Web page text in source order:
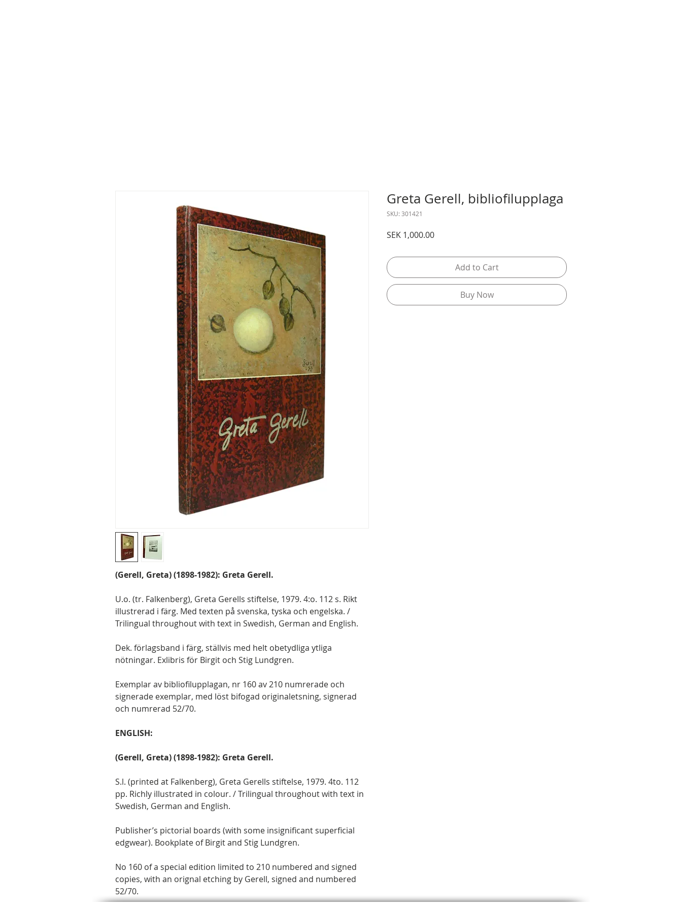
(Gerell, Greta) (1898-1982): Greta Gerell.
U.o. (tr. Falkenberg), Greta Gerells stiftelse, 1979. 4:o. 112 s. Rikt
illustrerad i färg. Med texten på svenska, tyska och engelska. /
Trilingual throughout with text in Swedish, German and English.
Dek. förlagsband i färg, ställvis med helt obetydliga ytliga
nötningar. Exlibris för Birgit och Stig Lundgren.
Exemplar av bibliofilupplagan, nr 160 av 210 numrerade och
signerade exemplar, med löst bifogad originaletsning, signerad
och numrerad 52/70.
ENGLISH:
(Gerell, Greta) (1898-1982): Greta Gerell.
S.l. (printed at Falkenberg), Greta Gerells stiftelse, 1979. 4to. 112
pp. Richly illustrated in colour. / Trilingual throughout with text in
Swedish, German and English.
Publisher’s pictorial boards (with some insignificant superficial
edgwear). Bookplate of Birgit and Stig Lundgren.
No 160 of a special edition limited to 210 numbered and signed
copies, with an orignal etching by Gerell, signed and numbered
52/70.
Greta Gerell, bibliofilupplaga
SKU: 301421
SEK 1,000.00Price
Add to Cart
Buy Now